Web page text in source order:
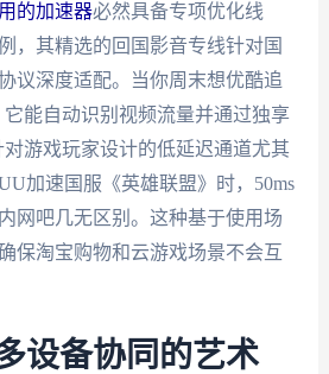
的加速器必然具备专项优化线
，其精选的回国影音专线针对国
议深度适配。当你周末想优酷追
能自动识别视频流量并通过独享
游戏玩家设计的低延迟通道尤其
加速国服《英雄联盟》时，50ms
网吧几无区别。这种基于使用场
保淘宝购物和云游戏场景不会互
设备协同的艺术